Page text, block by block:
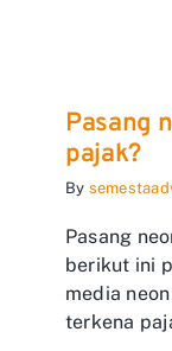
Pasang
pajak?
By
Pasang
berikut ini
media
terkena